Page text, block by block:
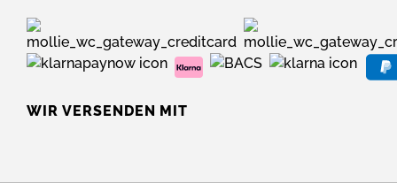
WIR VERSENDEN MIT